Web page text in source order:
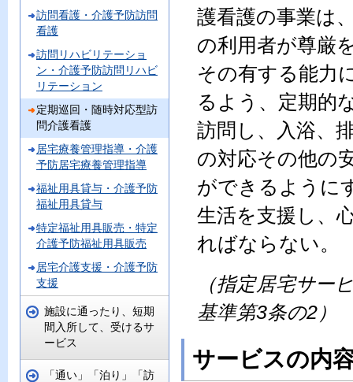
護看護の事業は
の利用者が尊厳
その有する能力
るよう、定期的
訪問し、入浴、
の対応その他の
ができるように
生活を支援し、
ればならない。
（指定居宅サー
基準第3条の2）
サービスの内
訪問看護・介護予防訪問
看護
訪問リハビリテーショ
ン・介護予防訪問リハビ
リテーション
定期巡回・随時対応型訪
問介護看護
居宅療養管理指導・介護
予防居宅療養管理指導
福祉用具貸与・介護予防
福祉用具貸与
特定福祉用具販売・特定
介護予防福祉用具販売
居宅介護支援・介護予防
支援
施設に通ったり、短期
間入所して、受けるサ
ービス
「通い」「泊り」「訪